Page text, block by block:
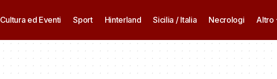
Cultura ed Eventi Sport Hinterland Sicilia / Italia Necrologi Altro